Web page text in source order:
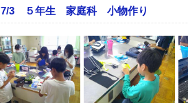
7/3 ５年生 家庭科 小物作り